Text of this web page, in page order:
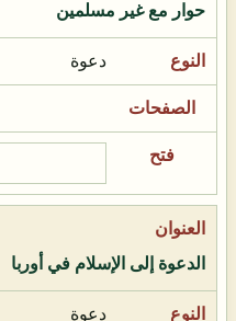
حوار مع غير مسلمين
دعوة
الدعوة إلى الإسلام في أوربا
دعوة